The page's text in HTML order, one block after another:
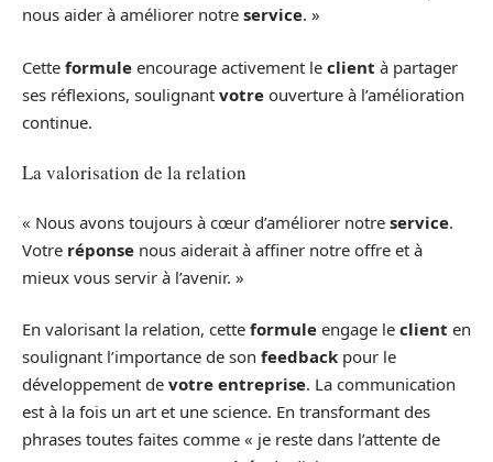
nous aider à améliorer notre service. »
Cette formule encourage activement le client à partager
ses réflexions, soulignant votre ouverture à l’amélioration
continue.
La valorisation de la relation
« Nous avons toujours à cœur d’améliorer notre service.
Votre réponse nous aiderait à affiner notre offre et à
mieux vous servir à l’avenir. »
En valorisant la relation, cette formule engage le client en
soulignant l’importance de son feedback pour le
développement de votre entreprise. La communication
est à la fois un art et une science. En transformant des
phrases toutes faites comme « je reste dans l’attente de